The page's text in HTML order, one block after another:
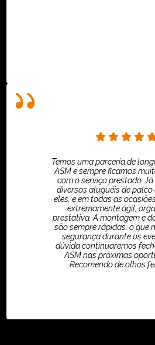
Temos uma parceria de
ASM e sempre ficamos
com o serviço prestado.
diversos aluguéis de palco
eles, e em todas as
extremamente ágil,
prestativa. A montagem e
são sempre rápidas, o que
segurança durante os
dúvida continuaremos
ASM nas próximas
Recomendo de olhos